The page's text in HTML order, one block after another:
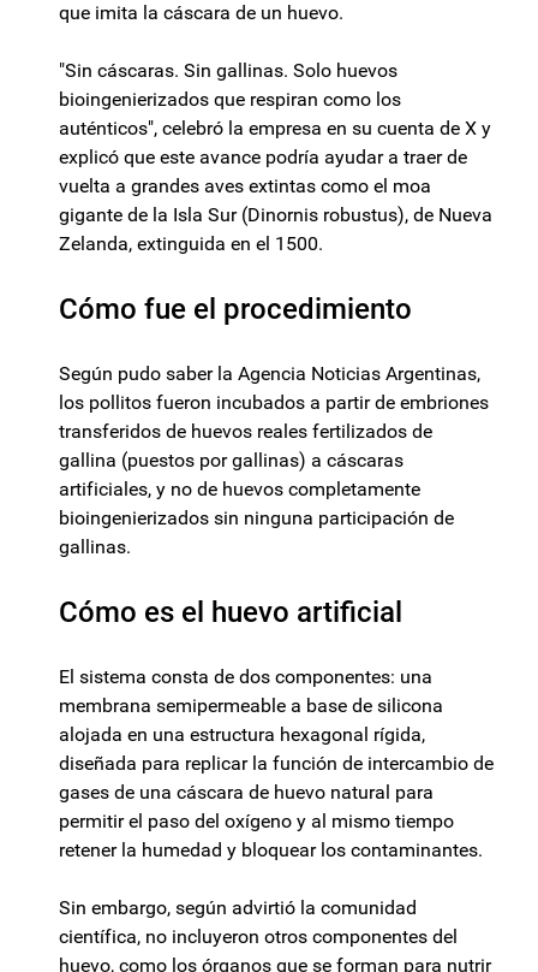
que imita la cáscara de un huevo.
"Sin cáscaras. Sin gallinas. Solo huevos
bioingenierizados que respiran como los
auténticos", celebró la empresa en su cuenta de X y
explicó que este avance podría ayudar a traer de
vuelta a grandes aves extintas como el moa
gigante de la Isla Sur (Dinornis robustus), de Nueva
Zelanda, extinguida en el 1500.
Cómo fue el procedimiento
Según pudo saber la Agencia Noticias Argentinas,
los pollitos fueron incubados a partir de embriones
transferidos de huevos reales fertilizados de
gallina (puestos por gallinas) a cáscaras
artificiales, y no de huevos completamente
bioingenierizados sin ninguna participación de
gallinas.
Cómo es el huevo artificial
El sistema consta de dos componentes: una
membrana semipermeable a base de silicona
alojada en una estructura hexagonal rígida,
diseñada para replicar la función de intercambio de
gases de una cáscara de huevo natural para
permitir el paso del oxígeno y al mismo tiempo
retener la humedad y bloquear los contaminantes.
Sin embargo, según advirtió la comunidad
científica, no incluyeron otros componentes del
huevo, como los órganos que se forman para nutrir